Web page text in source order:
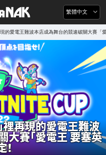
繁體中文
的愛電王難波本店成為舞台的競速破關大賽「
裡再現的愛電王難波
大賽「愛電王 要塞英